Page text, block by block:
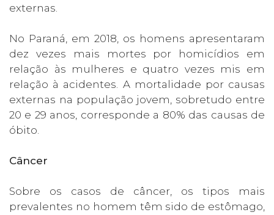
externas.
No Paraná, em 2018, os homens apresentaram
dez vezes mais mortes por homicídios em
relação às mulheres e quatro vezes mis em
relação à acidentes. A mortalidade por causas
externas na população jovem, sobretudo entre
20 e 29 anos, corresponde a 80% das causas de
óbito.
Câncer
Sobre os casos de câncer, os tipos mais
prevalentes no homem têm sido de estômago,